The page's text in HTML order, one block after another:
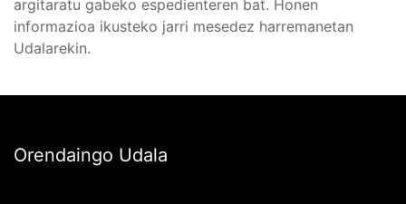
argitaratu gabeko espedienteren bat. Honen
informazioa ikusteko jarri mesedez harremanetan
Udalarekin.
Orendaingo Udala